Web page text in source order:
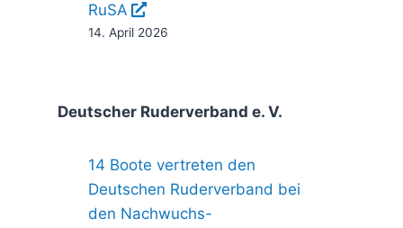
RuSA
14. April 2026
Deutscher Ruderverband e. V.
14 Boote vertreten den
Deutschen Ruderverband bei
den Nachwuchs-